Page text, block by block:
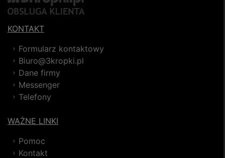
KONTAKT
Formularz kontaktowy
Biuro@3kropki.pl
Dane firmy
Messenger
Telefony
WAŻNE LINKI
Pomoc
Kontakt